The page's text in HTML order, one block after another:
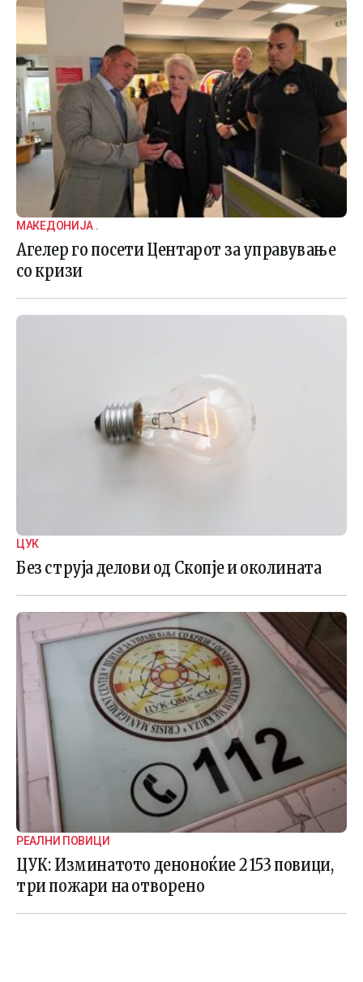
МАКЕДОНИЈА .
Агелер го посети Центарот за управување
со кризи
ЦУК
Без струја делови од Скопје и околината
РЕАЛНИ ПОВИЦИ
ЦУК: Изминатото деноноќие 2 153 повици,
три пожари на отворено